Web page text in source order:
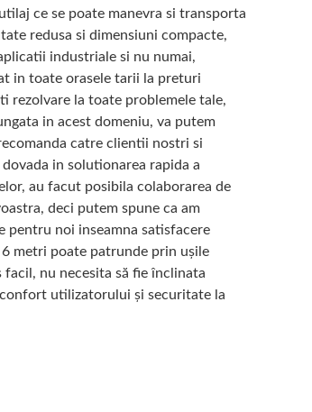
ce se poate manevra si transporta
redusa si dimensiuni compacte,
industriale si nu numai,
in toate orasele tarii la preturi
rezolvare la toate problemele tale,
in acest domeniu, va putem
catre clientii nostri si
in solutionarea rapida a
au facut posibila colaborarea de
deci putem spune ca am
pentru noi inseamna satisfacere
metri poate patrunde prin uşile
nu necesita să fie înclinata
utilizatorului şi securitate la